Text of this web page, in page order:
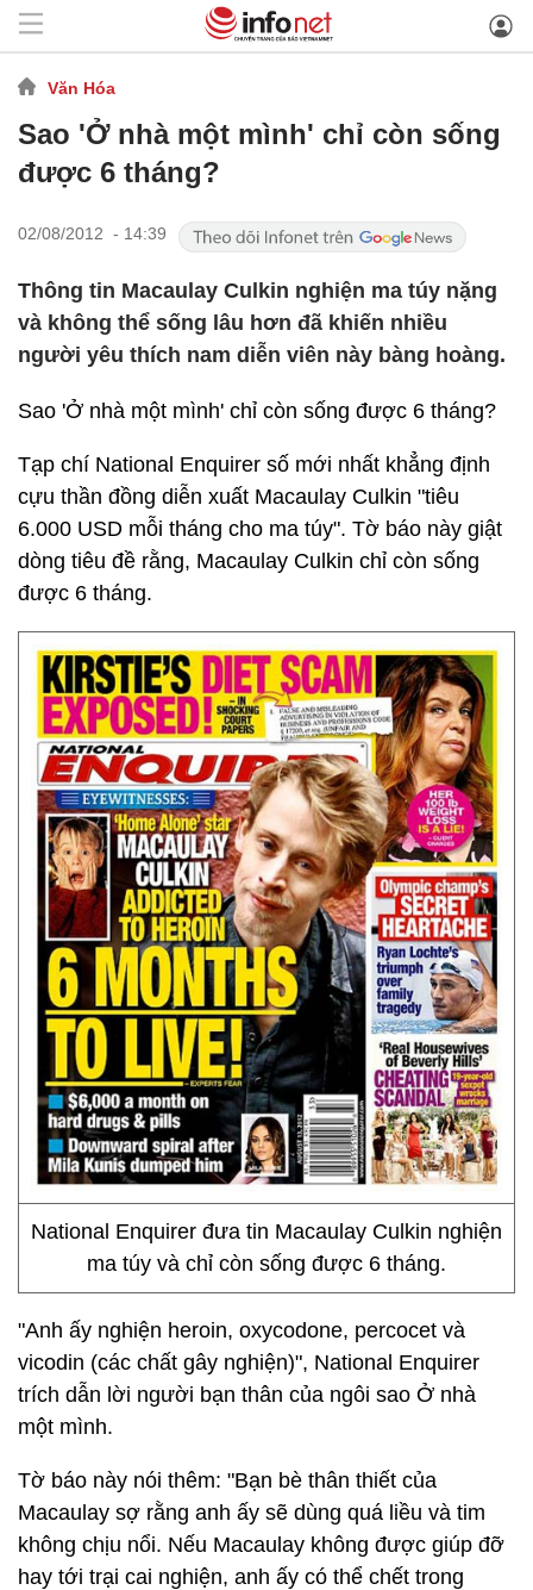
Văn Hóa
Sao 'Ở nhà một mình' chỉ còn sống
được 6 tháng?
02/08/2012 - 14:39
Thông tin Macaulay Culkin nghiện ma túy nặng
và không thể sống lâu hơn đã khiến nhiều
người yêu thích nam diễn viên này bàng hoàng.
Sao 'Ở nhà một mình' chỉ còn sống được 6 tháng?
Tạp chí National Enquirer số mới nhất khẳng định
cựu thần đồng diễn xuất Macaulay Culkin "tiêu
6.000 USD mỗi tháng cho ma túy". Tờ báo này giật
dòng tiêu đề rằng, Macaulay Culkin chỉ còn sống
được 6 tháng.
National Enquirer đưa tin Macaulay Culkin nghiện
ma túy và chỉ còn sống được 6 tháng.
"Anh ấy nghiện heroin, oxycodone, percocet và
vicodin (các chất gây nghiện)", National Enquirer
trích dẫn lời người bạn thân của ngôi sao Ở nhà
một mình.
Tờ báo này nói thêm: "Bạn bè thân thiết của
Macaulay sợ rằng anh ấy sẽ dùng quá liều và tim
không chịu nổi. Nếu Macaulay không được giúp đỡ
hay tới trại cai nghiện, anh ấy có thể chết trong